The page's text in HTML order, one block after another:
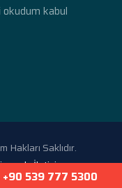
okudum kabul
Saklıdır.
İletişim
+90 539 777 5300